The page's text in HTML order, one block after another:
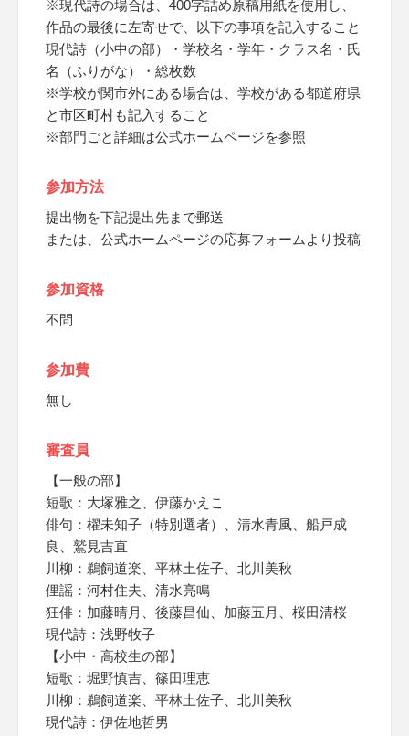
※現代詩の場合は、400字詰め原稿用紙を使用し、
作品の最後に左寄せで、以下の事項を記入すること
現代詩（小中の部）・学校名・学年・クラス名・氏
名（ふりがな）・総枚数
※学校が関市外にある場合は、学校がある都道府県
と市区町村も記入すること
※部門ごと詳細は公式ホームページを参照
参加方法
提出物を下記提出先まで郵送
または、公式ホームページの応募フォームより投稿
参加資格
不問
参加費
無し
審査員
【一般の部】
短歌：大塚雅之、伊藤かえこ
俳句：櫂未知子（特別選者）、清水青風、船戸成
良、鷲見吉直
川柳：鵜飼道楽、平林土佐子、北川美秋
俚謡：河村住夫、清水亮鳴
狂俳：加藤晴月、後藤昌仙、加藤五月、桜田清桜
現代詩：浅野牧子
【小中・高校生の部】
短歌：堀野慎吉、篠田理恵
川柳：鵜飼道楽、平林土佐子、北川美秋
現代詩：伊佐地哲男